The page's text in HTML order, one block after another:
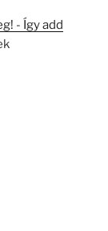
- Így add